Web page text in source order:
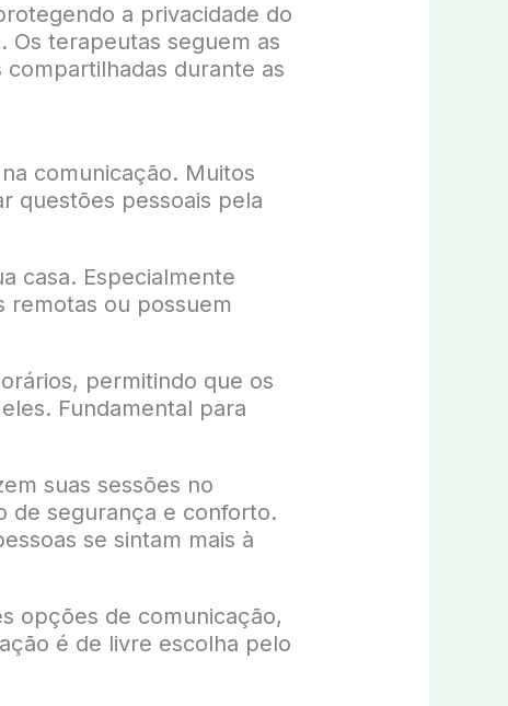
a privacidade do
Os terapeutas seguem as
durante as
comunicação. Muitos
questões pessoais pela
casa. Especialmente
remotas ou possuem
permitindo que os
Fundamental para
suas sessões no
de segurança e conforto.
se sintam mais à
opções de comunicação,
é de livre escolha pelo